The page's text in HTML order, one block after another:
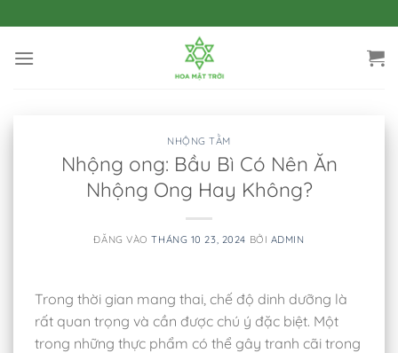
qua
nội
NHỘNG TẰM
Nhộng ong: Bầu Bì Có Nên Ăn
Nhộng Ong Hay Không?
ĐĂNG VÀOTHÁNG 10 23, 2024 BỞI ADMIN
Trong thời gian mang thai, chế độ dinh dưỡng là
rất quan trọng và cần được chú ý đặc biệt. Một
trong những thực phẩm có thể gây tranh cãi trong